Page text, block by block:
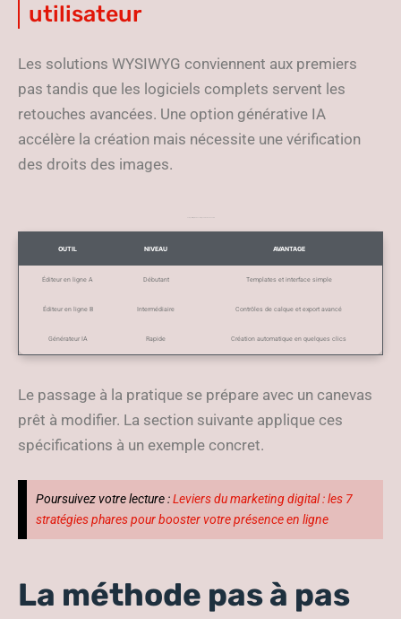
utilisateur
Les solutions WYSIWYG conviennent aux premiers
pas tandis que les logiciels complets servent les
retouches avancées. Une option générative IA
accélère la création mais nécessite une vérification
des droits des images.
OUTIL NIVEAU AVANTAGE
Éditeur en ligne A Débutant Templates et interface simple
Éditeur en ligne B Intermédiaire Contrôles de calque et export avancé
Générateur IA Rapide Création automatique en quelques clics
Le passage à la pratique se prépare avec un canevas
prêt à modifier. La section suivante applique ces
spécifications à un exemple concret.
Poursuivez votre lecture :Leviers du marketing digital : les 7
stratégies phares pour booster votre présence en ligne
La méthode pas à pas